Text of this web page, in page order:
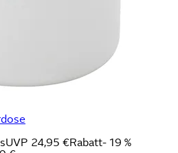
UVP 24,95 €Rabatt- 19 %